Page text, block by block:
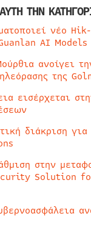
ΤΗΝ
νέο
AI Models
ανοίγει
της
εισέρχεται
διάκριση για
στην
Solution